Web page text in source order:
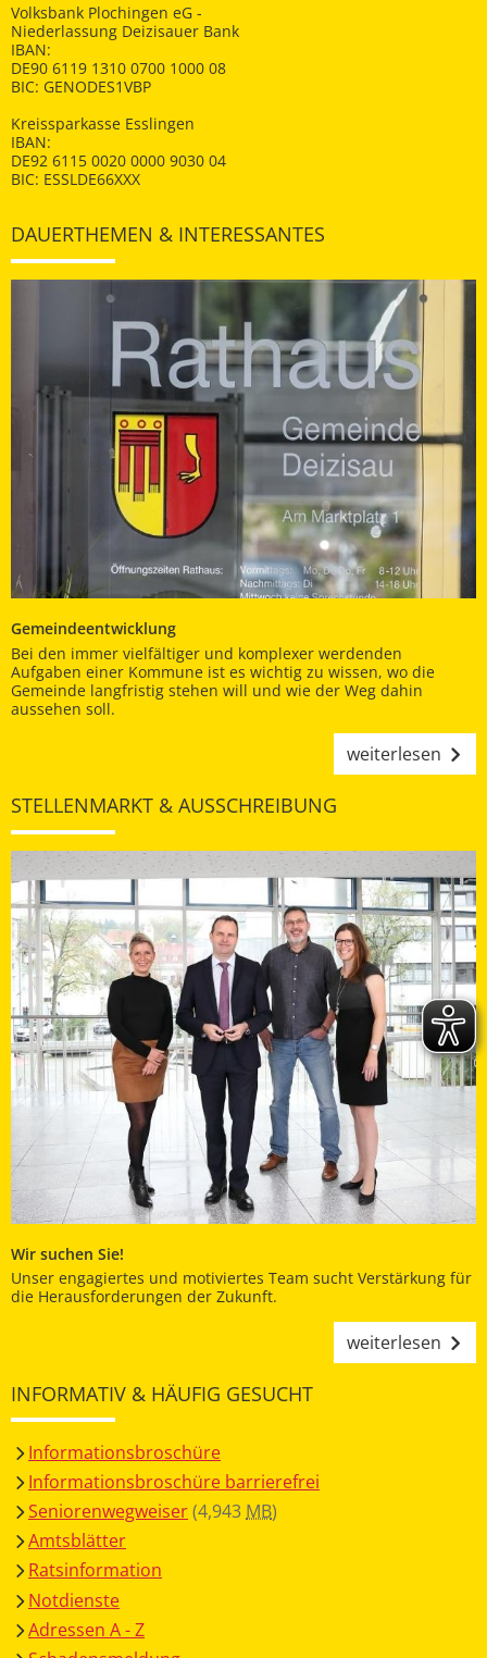
Volksbank Plochingen eG -
Niederlassung Deizisauer Bank
IBAN:
DE90 6119 1310 0700 1000 08
BIC: GENODES1VBP
Kreissparkasse Esslingen
IBAN:
DE92 6115 0020 0000 9030 04
BIC: ESSLDE66XXX
DAUERTHEMEN & INTERESSANTES
Gemeindeentwicklung
Bei den immer vielfältiger und komplexer werdenden
Aufgaben einer Kommune ist es wichtig zu wissen, wo die
Gemeinde langfristig stehen will und wie der Weg dahin
aussehen soll.
weiterlesen
STELLENMARKT & AUSSCHREIBUNG
Wir suchen Sie!
Unser engagiertes und motiviertes Team sucht Verstärkung für
die Herausforderungen der Zukunft.
weiterlesen
INFORMATIV & HÄUFIG GESUCHT
Informationsbroschüre
Informationsbroschüre barrierefrei
Seniorenwegweiser(4,943 MB)
Amtsblätter
Ratsinformation
Notdienste
Adressen A - Z